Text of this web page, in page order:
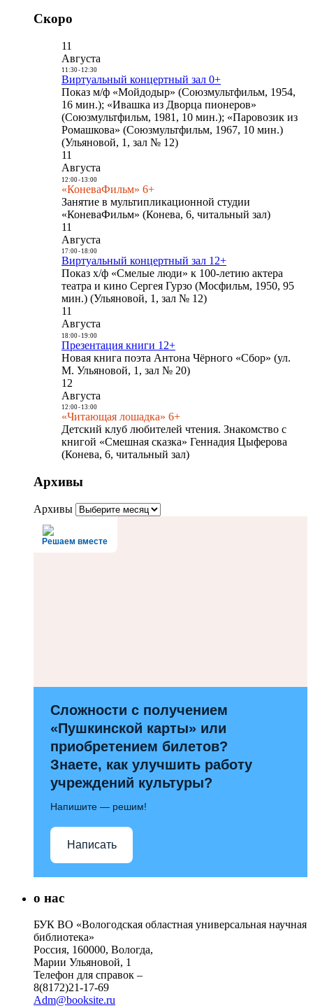
Скоро
11
Августа
11:30- 12:30
Виртуальный концертный зал 0+
Показ м/ф «Мойдодыр» (Союзмультфильм, 1954,
16 мин.); «Ивашка из Дворца пионеров»
(Союзмультфильм, 1981, 10 мин.); «Паровозик из
Ромашкова» (Союзмультфильм, 1967, 10 мин.)
(Ульяновой, 1, зал № 12)
11
Августа
12:00- 13:00
«КоневаФильм» 6+
Занятие в мультипликационной студии
«КоневаФильм» (Конева, 6, читальный зал)
11
Августа
17:00- 18:00
Виртуальный концертный зал 12+
Показ х/ф «Смелые люди» к 100-летию актера
театра и кино Сергея Гурзо (Мосфильм, 1950, 95
мин.) (Ульяновой, 1, зал № 12)
11
Августа
18:00- 19:00
Презентация книги 12+
Новая книга поэта Антона Чёрного «Сбор» (ул.
М. Ульяновой, 1, зал № 20)
12
Августа
12:00- 13:00
«Читающая лошадка» 6+
Детский клуб любителей чтения. Знакомство с
книгой «Смешная сказка» Геннадия Цыферова
(Конева, 6, читальный зал)
Архивы
Архивы
Решаем вместе
Сложности с получением
«Пушкинской карты» или
приобретением билетов?
Знаете, как улучшить работу
учреждений культуры?
Напишите — решим!
Написать
о нас
БУК ВО «Вологодская областная универсальная научная
библиотека»
Россия, 160000, Вологда,
Марии Ульяновой, 1
Телефон для справок –
8(8172)21-17-69
Adm@booksite.ru